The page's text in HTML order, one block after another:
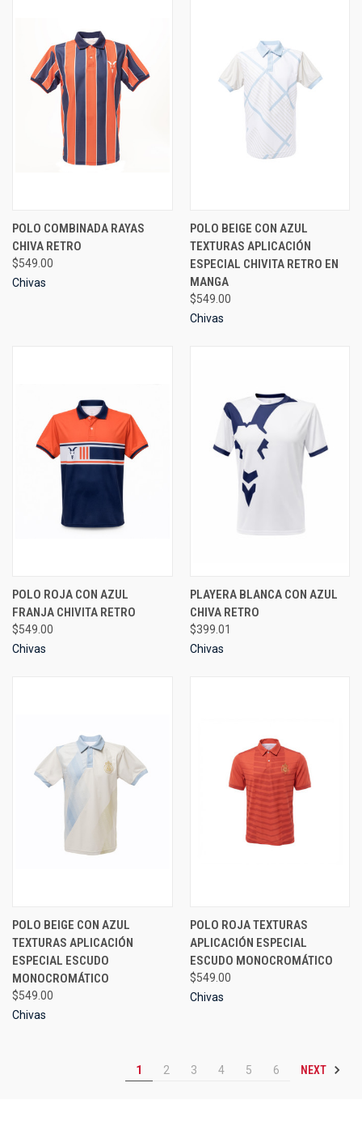
POLO COMBINADA RAYAS
CHIVA RETRO
$549.00
Chivas
POLO BEIGE CON AZUL
TEXTURAS APLICACIÓN
ESPECIAL CHIVITA RETRO EN
MANGA
$549.00
Chivas
POLO ROJA CON AZUL
FRANJA CHIVITA RETRO
$549.00
Chivas
PLAYERA BLANCA CON AZUL
CHIVA RETRO
$399.01
Chivas
POLO BEIGE CON AZUL
TEXTURAS APLICACIÓN
ESPECIAL ESCUDO
MONOCROMÁTICO
$549.00
Chivas
POLO ROJA TEXTURAS
APLICACIÓN ESPECIAL
ESCUDO MONOCROMÁTICO
$549.00
Chivas
1 2 3 4 5 6 NEXT